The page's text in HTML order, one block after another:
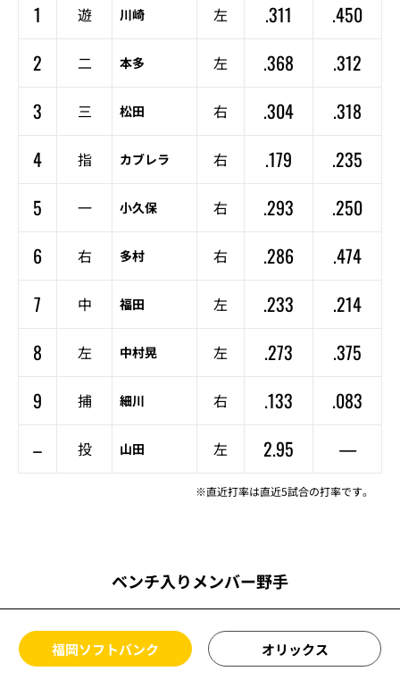
1 遊 川崎 左 .311
.450
2
二 本多 左 .368
.312
3
三 松田 右 .304
.318
4
指 カブレラ 右 .179
.235
5
一 小久保 右 .293
.250
6
右 多村 右 .286
.474
7
中 福田 左 .233
.214
8
左 中村晃 左 .273
.375
9
捕 細川 右 .133
.083
–
投 山田 左 2.95 —
※直近打率は直近5試合の打率です。
ベンチ入りメンバー野手
福岡ソフトバンク オリックス